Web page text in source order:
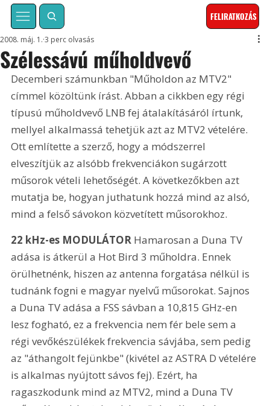
FELIRATKOZÁS
Szélessávú műholdvevő
2008. máj. 1. 3 perc olvasás
Decemberi számunkban "Műholdon az MTV2"
címmel közöltünk írást. Abban a cikkben egy régi
típusú műholdvevő LNB fej átalakításáról írtunk,
mellyel alkalmassá tehetjük azt az MTV2 vételére.
Ott említette a szerző, hogy a módszerrel
elveszítjük az alsóbb frekvenciákon sugárzott
műsorok vételi lehetőségét. A következőkben azt
mutatja be, hogyan juthatunk hozzá mind az alsó,
mind a felső sávokon közvetített műsorokhoz.
22 kHz-es MODULÁTOR Hamarosan a Duna TV
adása is átkerül a Hot Bird 3 műholdra. Ennek
örülhetnénk, hiszen az antenna forgatása nélkül is
tudnánk fogni e magyar nyelvű műsorokat. Sajnos
a Duna TV adása a FSS sávban a 10,815 GHz-en
lesz fogható, ez a frekvencia nem fér bele sem a
régi vevőkészülékek frekvencia sávjába, sem pedig
az "áthangolt fejünkbe" (kivétel az ASTRA D vételére
is alkalmas nyújtott sávos fej). Ezért, ha
ragaszkodunk mind az MTV2, mind a Duna TV